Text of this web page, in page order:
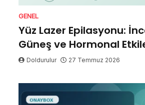
GENEL
Yüz Lazer Epilasyonu:
Güneş ve Hormonal
Doldurulur 27 Temmuz 2026